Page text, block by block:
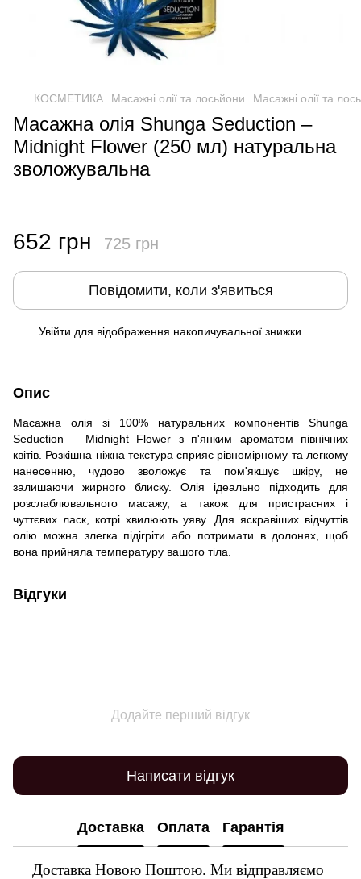
КОСМЕТИКА Масажні олії та лосьйони Масажні олії та
Масажна олія Shunga Seduction –
Midnight Flower (250 мл) натуральна
зволожувальна
652 грн 725 грн
Повідомити, коли з'явиться
Увійти для відображення накопичувальної знижки
Опис
Масажна олія зі 100% натуральних компонентів Shunga
Seduction – Midnight Flower з п'янким ароматом північних
квітів. Розкішна ніжна текстура сприяє рівномірному та легкому
нанесенню, чудово зволожує та пом'якшує шкіру, не
залишаючи жирного блиску. Олія ідеально підходить для
розслаблювального масажу, а також для пристрасних і
чуттєвих ласк, котрі хвилюють уяву. Для яскравіших відчуттів
олію можна злегка підігріти або потримати в долонях, щоб
вона прийняла температуру вашого тіла.
Відгуки
Додайте перший відгук
Написати відгук
Доставка Оплата Гарантія
Доставка Новою Поштою. Ми відправляємо